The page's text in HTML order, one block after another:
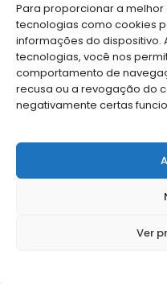
Para proporcionar a
tecnologias como cookies
informações do dispositivo.
tecnologias, você nos
comportamento de
recusa ou a revogação do
negativamente certas
Ver
FALE
Solicite Apoio